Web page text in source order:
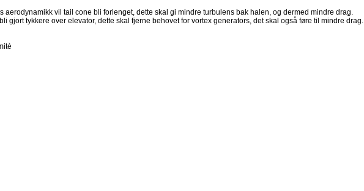
aerodynamikk vil tail cone bli forlenget, dette skal gi mindre turbulens bak halen, og dermed mindre drag.
gjort tykkere over elevator, dette skal fjerne behovet for vortex generators, det skal også føre til mindre drag.